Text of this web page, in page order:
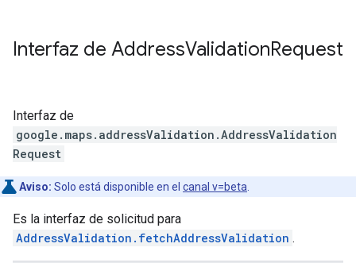
Interfaz de AddressValidationRequest
Interfaz de
google.maps.addressValidation .AddressValidation
Request
Aviso: Solo está disponible en el canal v=beta
Es la interfaz de solicitud para
AddressValidation.fetchAddressValidation .